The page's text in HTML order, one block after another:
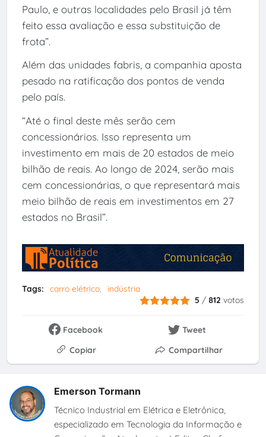
Paulo, e outras localidades pelo Brasil já têm
feito essa avaliação e essa substituição de
frota”.
Além das unidades fabris, a companhia aposta
pesado na ratificação dos pontos de venda
pelo país.
“Até o final deste mês serão cem
concessionários. Isso representa um
investimento em mais de 20 estados de meio
bilhão de reais. Ao longo de 2024, serão mais
cem concessionárias, o que representará mais
meio bilhão de reais em investimentos em 27
estados no Brasil”.
Tags: carro elétrico
indústria
5 / 812 votos
Facebook
Tweet
Copiar
Compartilhar
Emerson Tormann
Técnico Industrial em Elétrica e Eletrônica,
especializado em Tecnologia da Informação e